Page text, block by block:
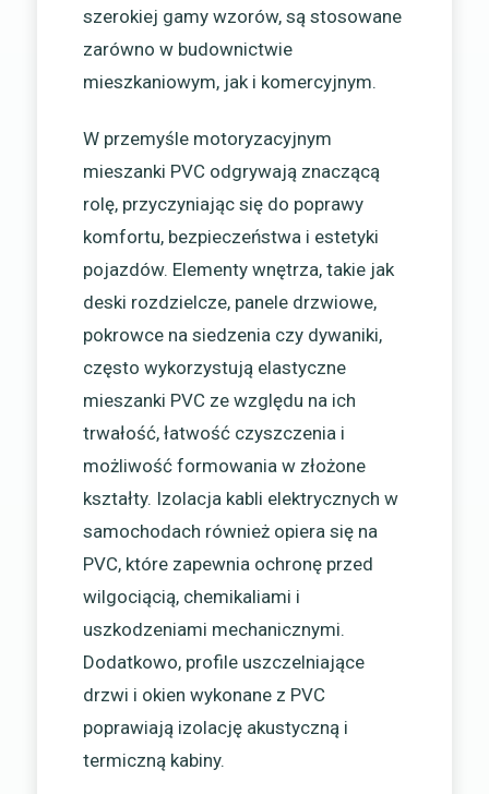
szerokiej gamy wzorów, są stosowane
zarówno w budownictwie
mieszkaniowym, jak i komercyjnym.
W przemyśle motoryzacyjnym
mieszanki PVC odgrywają znaczącą
rolę, przyczyniając się do poprawy
komfortu, bezpieczeństwa i estetyki
pojazdów. Elementy wnętrza, takie jak
deski rozdzielcze, panele drzwiowe,
pokrowce na siedzenia czy dywaniki,
często wykorzystują elastyczne
mieszanki PVC ze względu na ich
trwałość, łatwość czyszczenia i
możliwość formowania w złożone
kształty. Izolacja kabli elektrycznych w
samochodach również opiera się na
PVC, które zapewnia ochronę przed
wilgociącią, chemikaliami i
uszkodzeniami mechanicznymi.
Dodatkowo, profile uszczelniające
drzwi i okien wykonane z PVC
poprawiają izolację akustyczną i
termiczną kabiny.